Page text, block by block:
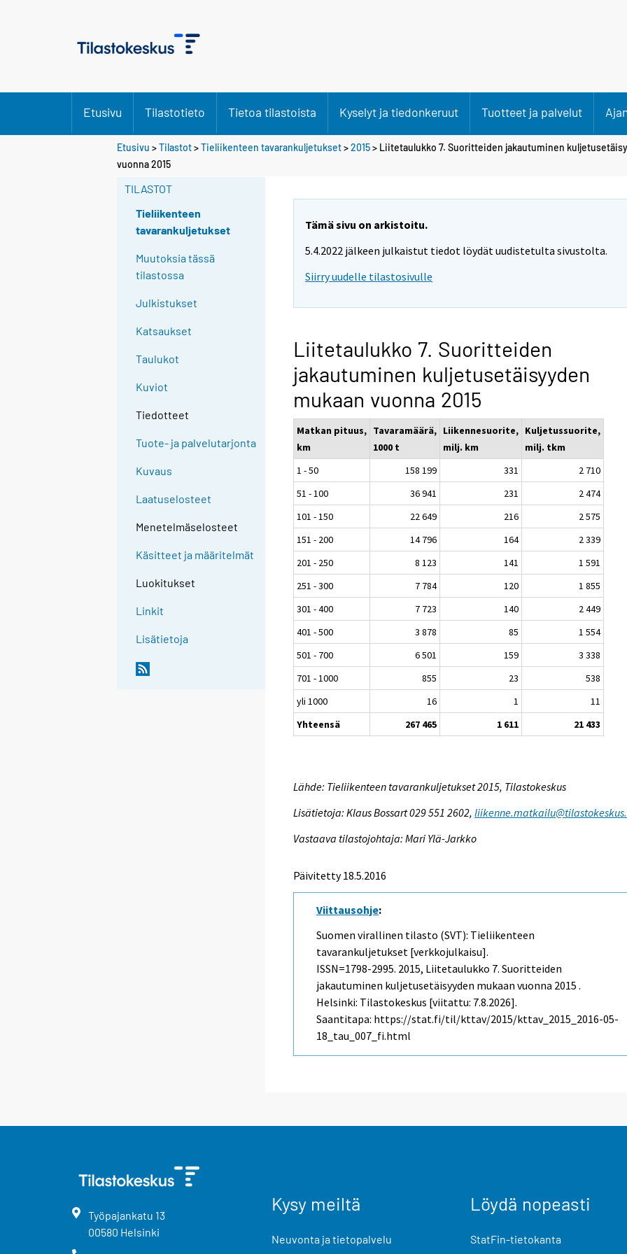
Etusivu Tilastotieto Tietoa tilastoista Kyselyt ja tiedonkeruut Tuotteet ja palvelut
Etusivu >Tilastot>Tieliikenteen tavarankuljetukset>2015> Liitetaulukko 7. Suoritteiden jakautuminen
vuonna 2015
TILASTOT
Tieliikenteen
tavarankuljetukset
Muutoksia tässä
tilastossa
Julkistukset
Katsaukset
Taulukot
Kuviot
Tiedotteet
Tuote- ja palvelutarjonta
Kuvaus
Laatuselosteet
Menetelmäselosteet
Käsitteet ja määritelmät
Luokitukset
Linkit
Lisätietoja
Tämä sivu on arkistoitu.
5.4.2022 jälkeen julkaistut tiedot löydät uudistetulta sivustolta.
Siirry uudelle tilastosivulle
Liitetaulukko 7. Suoritteiden
jakautuminen kuljetusetäisyyden
mukaan vuonna 2015
Matkan pituus,
km
Tavaramäärä,
1000 t
Liikennesuorite,
milj. km
Kuljetussuorite,
milj. tkm
1 - 50
158 199 331
2 710
51 - 100
36 941 231
2 474
101 - 150
22 649 216
2 575
151 - 200
14 796 164
2 339
201 - 250
8 123 141
1 591
251 - 300
7 784 120
1 855
301 - 400
7 723 140
2 449
401 - 500
3 878 85
1 554
501 - 700
6 501 159
3 338
701 - 1000
855 23
538
yli 1000
16 1
11
Yhteensä
267 465 1 611 21 433
Lähde: Tieliikenteen tavarankuljetukset 2015, Tilastokeskus
Lisätietoja: Klaus Bossart 029 551 2602,
Vastaava tilastojohtaja: Mari Ylä-Jarkko
Päivitetty 18.5.2016
Viittausohje:
Suomen virallinen tilasto (SVT): Tieliikenteen
tavarankuljetukset [verkkojulkaisu].
ISSN=1798-2995. 2015, Liitetaulukko 7. Suoritteiden
jakautuminen kuljetusetäisyyden mukaan vuonna 2015 .
Helsinki: Tilastokeskus [viitattu: 7.8.2026].
Saantitapa: https://stat.fi/til/kttav/2015/kttav_2015_2016-05-
18_tau_007_fi.html
Työpajankatu 13
00580 Helsinki
Kysy meiltä
Neuvonta ja tietopalvelu
Löydä nopeasti
StatFin-tietokanta